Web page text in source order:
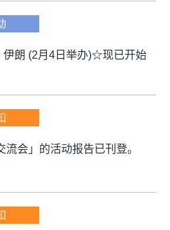
伊朗 (2月4日举办)☆现已开始
会」的活动报告已刊登。